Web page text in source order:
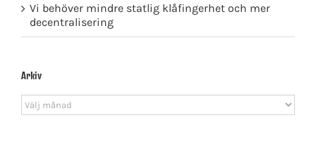
Vi behöver mindre statlig klåfingerhet och mer
decentralisering
Arkiv
Arkiv